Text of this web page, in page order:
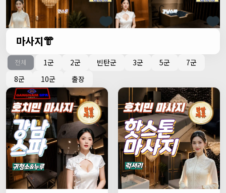
마사지👘
전체 1군 2군 빈탄군 3군 5군
7군
8군
10군 출장